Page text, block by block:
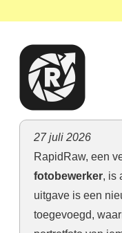
27 juli 2026
RapidRaw, een
fotobewerker, is
uitgave is een
toegevoegd,